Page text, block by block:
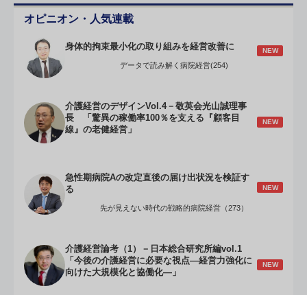
オピニオン・人気連載
身体的拘束最小化の取り組みを経営改善に NEW
データで読み解く病院経営(254)
介護経営のデザインVol.4－敬英会光山誠理事
長 「驚異の稼働率100％を支える『顧客目
線』の老健経営」
NEW
急性期病院Aの改定直後の届け出状況を検証す
る
NEW
先が見えない時代の戦略的病院経営（273）
介護経営論考（1）－日本総合研究所編vol.1
「今後の介護経営に必要な視点―経営力強化に
向けた大規模化と協働化―」
NEW